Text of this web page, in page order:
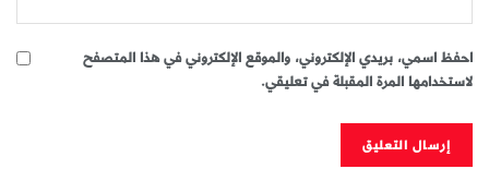
احفظ اسمي، بريدي الإلكتروني، والموقع الإلكتروني في هذا المتصفح
لاستخدامها المرة المقبلة في تعليقي.